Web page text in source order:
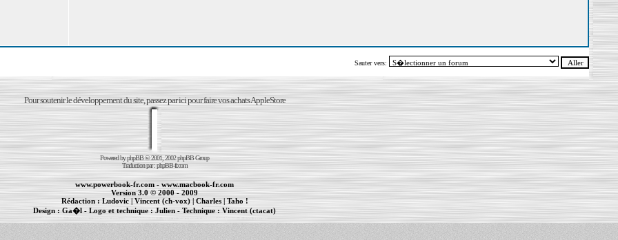
Sauter vers:
Pour soutenir le développement du site, passez par ici pour faire vos achats AppleStore
Powered byphpBB© 2001, 2002 phpBB Group
Traduction par :phpBB-fr.com
www.powerbook-fr.com-www.macbook-fr.com
Version 3.0 © 2000 - 2009
Rédaction : Ludovic|Vincent (ch-vox)| Charles|Taho !
Design : Ga�l - Logo et technique :Julien - Technique : Vincent (ctacat)
Informations : PowerBook | Maintenance Apple et Macintosh à Toulouse | cr�ation de sites Internet